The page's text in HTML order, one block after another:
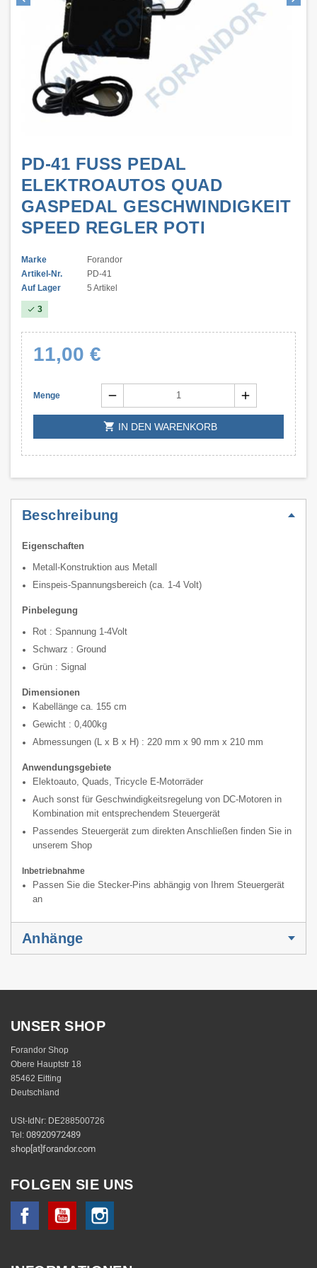
PD-41 FUSS PEDAL
ELEKTROAUTOS QUAD
GASPEDAL GESCHWINDIGKEIT
SPEED REGLER POTI
Marke
Forandor
Artikel-Nr.
PD-41
Auf Lager
5 Artikel
check 3
11,00 €
Menge remove add
shopping_cart IN DEN WARENKORB
Beschreibung
Eigenschaften
Metall-Konstruktion aus Metall
Einspeis-Spannungsbereich (ca. 1-4 Volt)
Pinbelegung
Rot : Spannung 1-4Volt
Schwarz : Ground
Grün : Signal
Dimensionen
Kabellänge ca. 155 cm
Gewicht : 0,400kg
Abmessungen (L x B x H) : 220 mm x 90 mm x 210 mm
Anwendungsgebiete
Elektoauto, Quads, Tricycle E-Motorräder
Auch sonst für Geschwindigkeitsregelung von DC-Motoren in
Kombination mit entsprechendem Steuergerät
Passendes Steuergerät zum direkten Anschließen finden Sie in
unserem Shop
Inbetriebnahme
Passen Sie die Stecker-Pins abhängig von Ihrem Steuergerät
an
Anhänge
UNSER SHOP
Forandor Shop
Obere Hauptstr 18
85462 Eitting
Deutschland
USt-IdNr: DE288500726
Tel: 08920972489
shop[at]forandor.com
FOLGEN SIE UNS
Facebook YouTube